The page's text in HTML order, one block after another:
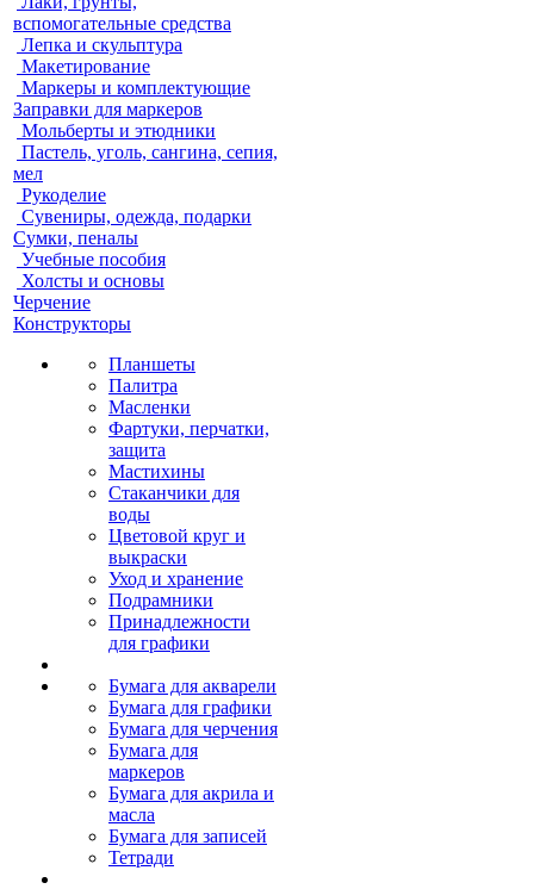
вспомогательные средства
Лепка и скульптура
Макетирование
Маркеры и комплектующие
Заправки для маркеров
Мольберты и этюдники
Пастель, уголь, сангина, сепия,
мел
Рукоделие
Сувениры, одежда, подарки
Сумки, пеналы
Учебные пособия
Холсты и основы
Черчение
Конструкторы
Планшеты
Палитра
Масленки
Фартуки, перчатки,
защита
Мастихины
Стаканчики для
воды
Цветовой круг и
выкраски
Уход и хранение
Подрамники
Принадлежности
для графики
Бумага для акварели
Бумага для графики
Бумага для черчения
Бумага для
маркеров
Бумага для акрила и
масла
Бумага для записей
Тетради